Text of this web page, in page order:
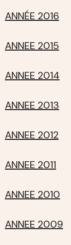
ANNÉE 2016
ANNEE 2015
ANNEE 2014
ANNEE 2013
ANNEE 2012
ANNEE 2011
ANNEE 2010
ANNEE 2009